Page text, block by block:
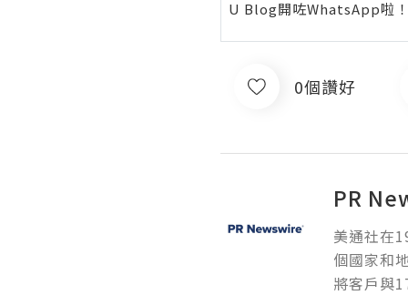
U Blog開咗WhatsApp啦
0個讚好
PR
美通社在
個國家和
將客戶與